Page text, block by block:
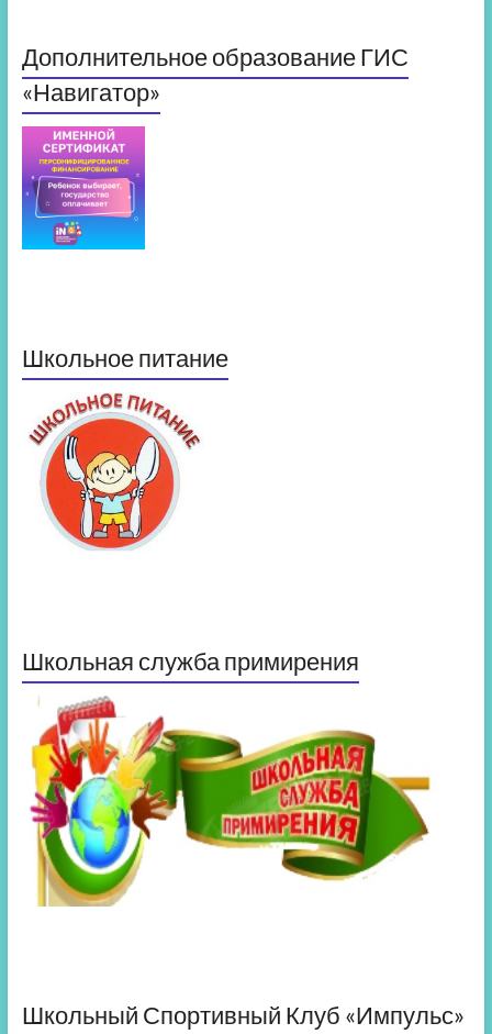
Дополнительное образование ГИС
«Навигатор»
Школьное питание
Школьная служба примирения
Школьный Спортивный Клуб «Импульс»